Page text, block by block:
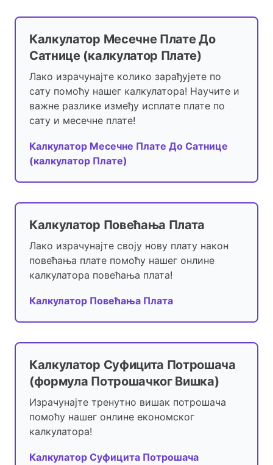
Калкулатор Месечне Плате До
Сатнице (калкулатор Плате)
Лако израчунајте колико зарађујете по
сату помоћу нашег калкулатора! Научите и
важне разлике између исплате плате по
сату и месечне плате!
Калкулатор Месечне Плате До Сатнице
(калкулатор Плате)
Калкулатор Повећања Плата
Лако израчунајте своју нову плату након
повећања плате помоћу нашег онлине
калкулатора повећања плата!
Калкулатор Повећања Плата
Калкулатор Суфицита Потрошача
(формула Потрошачког Вишка)
Израчунајте тренутно вишак потрошача
помоћу нашег онлине економског
калкулатора!
Калкулатор Суфицита Потрошача